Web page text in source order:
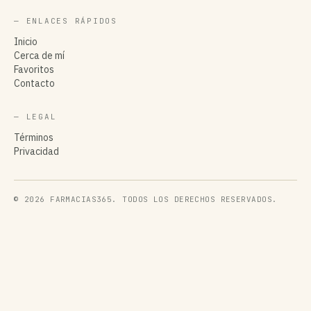
— ENLACES RÁPIDOS
Inicio
Cerca de mí
Favoritos
Contacto
— LEGAL
Términos
Privacidad
© 2026 FARMACIAS365. TODOS LOS DERECHOS RESERVADOS.